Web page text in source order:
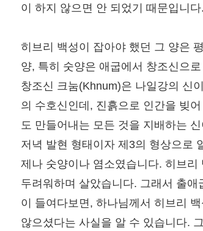
이 하지 않으면 안 되었기 때문입니다.
히브리 백성이 잡아야 했던 그 양은
양, 특히 숫양은 애굽에서 창조신으
창조신 크눔(Khnum)은 나일강의 신
의 수호신인데, 진흙으로 인간을 빚
도 만들어내는 모든 것을 지배하는
저녁 발현 형태이자 제3의 형상으로
제나 숫양이나 염소였습니다. 히브
두려워하며 살았습니다. 그래서 출애
이 들여다보면, 하나님께서 히브리
않으셨다는 사실을 알 수 있습니다.